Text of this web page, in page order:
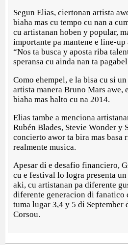
Segun Elias, ciertonan artista
biaha mas cu tempo cu nan a
cu artistanan hoben y popular,
importante pa mantene e line-
“Nos ta busca y aposta riba
speransa cu ainda nan ta
Como ehempel, e la bisa cu si
artista manera Bruno Mars awe,
biaha mas halto cu na 2014.
Elias tambe a menciona
Rubén Blades, Stevie Wonder y
concierto awor ta bira mas basa
realmente musica.
Apesar di e desafio financiero,
cu e festival lo logra presenta
aki, cu artistanan pa diferente
diferente generacion di fanatico
tuma lugar 3,4 y 5 di September
Corsou.